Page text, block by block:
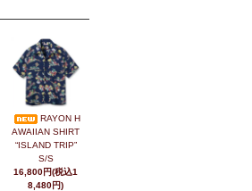
RAYON H
AWAIIAN SHIRT
“ISLAND TRIP”
S/S
16,800円(税込1
8,480円)